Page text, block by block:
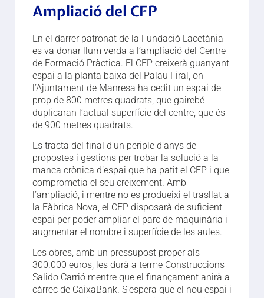
Ampliació del CFP
En el darrer patronat de la Fundació Lacetània
es va donar llum verda a l’ampliació del Centre
de Formació Pràctica. El CFP creixerà guanyant
espai a la planta baixa del Palau Firal, on
l’Ajuntament de Manresa ha cedit un espai de
prop de 800 metres quadrats, que gairebé
duplicaran l’actual superfície del centre, que és
de 900 metres quadrats.
Es tracta del final d’un periple d’anys de
propostes i gestions per trobar la solució a la
manca crònica d’espai que ha patit el CFP i que
comprometia el seu creixement. Amb
l’ampliació, i mentre no es produeixi el trasllat a
la Fàbrica Nova, el CFP disposarà de suficient
espai per poder ampliar el parc de maquinària i
augmentar el nombre i superfície de les aules.
Les obres, amb un pressupost proper als
300.000 euros, les durà a terme Construccions
Salido Carrió mentre que el finançament anirà a
càrrec de CaixaBank. S’espera que el nou espai i